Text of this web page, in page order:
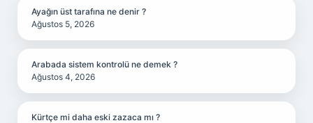
Ayağın üst tarafına ne denir ?
Ağustos 5, 2026
Arabada sistem kontrolü ne demek ?
Ağustos 4, 2026
Kürtçe mi daha eski zazaca mı ?